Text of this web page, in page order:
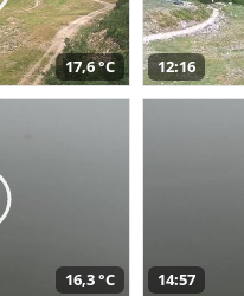
17,6 °C 12:16
16,3 °C 14:57